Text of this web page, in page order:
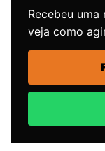
Recebeu
veja como